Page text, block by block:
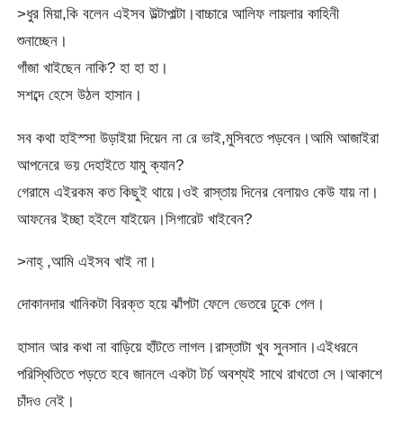
>ধুর মিয়া,কি বলেন এইসব উল্টাপাল্টা।বাচ্চারে আলিফ লায়লার কাহিনী
শুনাচ্ছেন।
গাঁজা খাইছেন নাকি? হা হা হা।
সশব্দে হেসে উঠল হাসান।
সব কথা হাইস্সা উড়াইয়া দিয়েন না রে ভাই,মুসিবতে পড়বেন।আমি আজাইরা
আপনেরে ভয় দেহাইতে যামু ক্যান?
গেরামে এইরকম কত কিছুই থায়ে।ওই রাস্তায় দিনের বেলায়ও কেউ যায় না।
আফনের ইচ্ছা হইলে যাইয়েন।সিগারেট খাইবেন?
>নাহ্ ,আমি এইসব খাই না।
দোকানদার খানিকটা বিরক্ত হয়ে ঝাঁপটা ফেলে ভেতরে ঢুকে গেল।
হাসান আর কথা না বাড়িয়ে হাঁটতে লাগল।রাস্তাটা খুব সুনসান।এইধরনে
পরিস্থিতিতে পড়তে হবে জানলে একটা টর্চ অবশ্যই সাথে রাখতো সে।আকাশে
চাঁদও নেই।